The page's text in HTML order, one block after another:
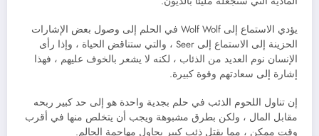
يؤدي الاستماع إلى Wolf Wolf في الحلم إلى وصول بعض الإشارات
الحزينة إلى الاستماع إلى Seer ، والتي ستناقض الحياة ، وإذا رأى
الإنسان نوم العديد من الذئاب ، لكنه لا يشعر بالخوف عليهم ، فهذا
إشارة إلى سعادتهم وقوة كبيرة.
إن تناول اللحوم الذئب في حلم بجدية واحدة هو إلى حد كبير ربحه
مقابل المال ، ولكن بطرق مشبوهة ويجب أن يتخلص منها في أقرب
وقت ممكن ، مما يقتل ذئب كبير يحاول مهاجمة الحالم.